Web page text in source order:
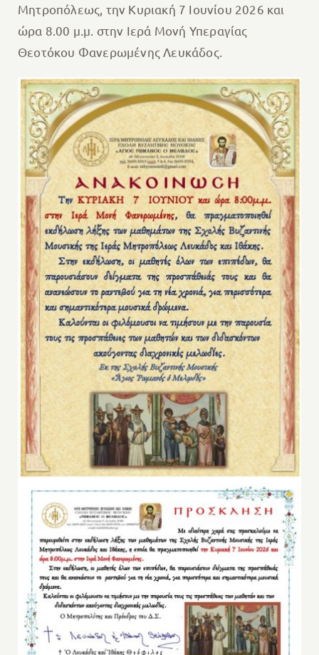
Μητροπόλεως, την Κυριακή 7 Ιουνίου 2026 και
ώρα 8.00 μ.μ. στην Ιερά Μονή Υπεραγίας
Θεοτόκου Φανερωμένης Λευκάδος.